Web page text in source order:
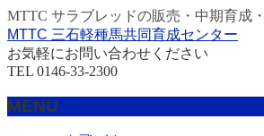
MTTC サラブレッドの販売・中期育成
MTTC 三石軽種馬共同育成センター
お気軽にお問い合わせください
TEL 0146-33-2300
MENU